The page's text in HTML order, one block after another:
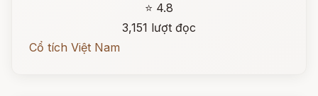
⭐ 4.8
3,151 lượt đọc
Cổ tích Việt Nam